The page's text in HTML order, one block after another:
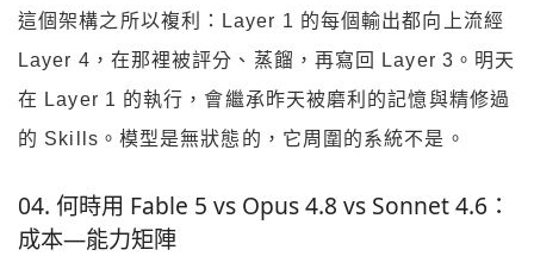
這個架構之所以複利：Layer 1 的每個輸出都向上流經
Layer 4，在那裡被評分、蒸餾，再寫回 Layer 3。明天
在 Layer 1 的執行，會繼承昨天被磨利的記憶與精修過
的 Skills。模型是無狀態的，它周圍的系統不是。
04. 何時用 Fable 5 vs Opus 4.8 vs Sonnet 4.6：
成本—能力矩陣